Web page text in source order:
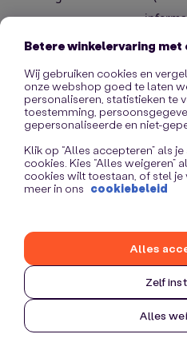
Betere winkelervaring met
Wij gebruiken cookies en
onze webshop goed te laten
personaliseren, statistieken te
toestemming,
gepersonaliseerde en niet-
Klik op “Alles accepteren” als
cookies. Kies “Alles weigeren”
cookies wilt toestaan, of stel je
meer in ons cookiebeleid
Zelf
Alles
Alles